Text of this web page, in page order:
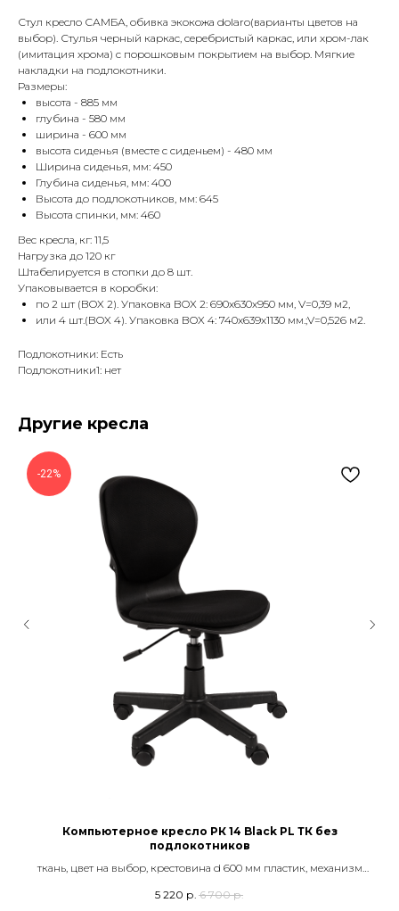
Стул кресло САМБА, обивка экокожа dolaro(варианты цветов на
выбор). Стулья черный каркас, серебристый каркас, или хром-лак
(имитация хрома) с порошковым покрытием на выбор. Мягкие
накладки на подлокотники.
Размеры:
высота - 885 мм
глубина - 580 мм
ширина - 600 мм
высота сиденья (вместе с сиденьем) - 480 мм
Ширина сиденья, мм: 450
Глубина сиденья, мм: 400
Высота до подлокотников, мм: 645
Высота спинки, мм: 460
Вес кресла, кг: 11,5
Нагрузка до 120 кг
Штабелируется в стопки до 8 шт.
Упаковывается в коробки:
по 2 шт (BOX 2). Упаковка BOX 2: 690х630х950 мм, V=0,39 м2,
или 4 шт.(BOX 4). Упаковка BOX 4: 740х639х1130 мм.;V=0,526 м2.
Подлокотники: Есть
Подлокотники1: нет
Другие кресла
-22%
Компьютерное кресло РК 14 Black PL ТК без
подлокотников
ткань, цвет на выбор, крестовина d 600 мм пластик, механизм
5 220 р. 6 700 р.